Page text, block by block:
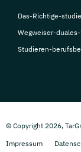
Das-Richtige-
Wegweiser-
Studieren-
© Copyright 2026,
Impressum